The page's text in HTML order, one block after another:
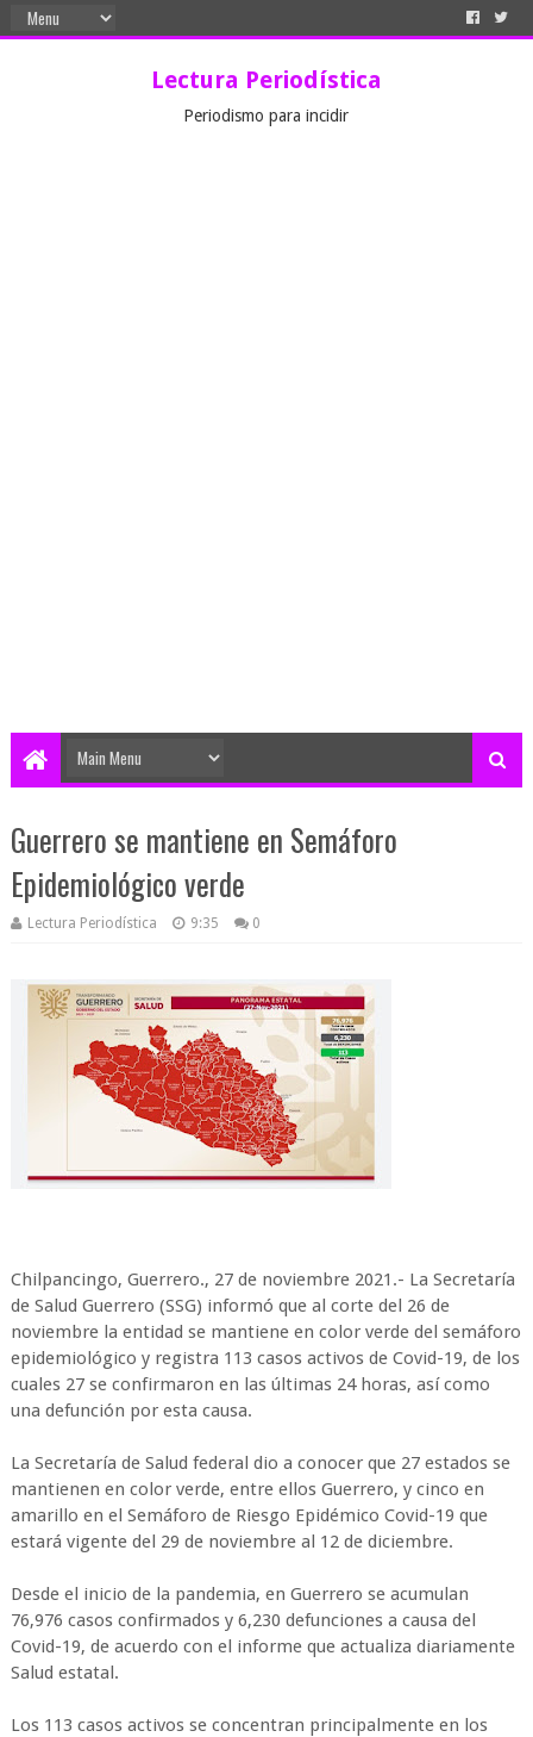
Lectura Periodística
Periodismo para incidir
Guerrero se mantiene en Semáforo
Epidemiológico verde
Lectura Periodística 9:35 0
Chilpancingo, Guerrero., 27 de noviembre 2021.- La Secretaría
de Salud Guerrero (SSG) informó que al corte del 26 de
noviembre la entidad se mantiene en color verde del semáforo
epidemiológico y registra 113 casos activos de Covid-19, de los
cuales 27 se confirmaron en las últimas 24 horas, así como
una defunción por esta causa.
La Secretaría de Salud federal dio a conocer que 27 estados se
mantienen en color verde, entre ellos Guerrero, y cinco en
amarillo en el Semáforo de Riesgo Epidémico Covid-19 que
estará vigente del 29 de noviembre al 12 de diciembre.
Desde el inicio de la pandemia, en Guerrero se acumulan
76,976 casos confirmados y 6,230 defunciones a causa del
Covid-19, de acuerdo con el informe que actualiza diariamente
Salud estatal.
Los 113 casos activos se concentran principalmente en los